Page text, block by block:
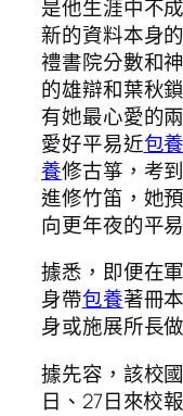
是他生涯中不
新的資料本身
禮書院分數和
的雄辯和葉秋
有她最心愛的
愛好平易近包
養修古箏，考
進修竹笛，她
向更年夜的平
據悉，即便在
身帶包養著冊
身或施展所長
據先容，該校
日、27日來校